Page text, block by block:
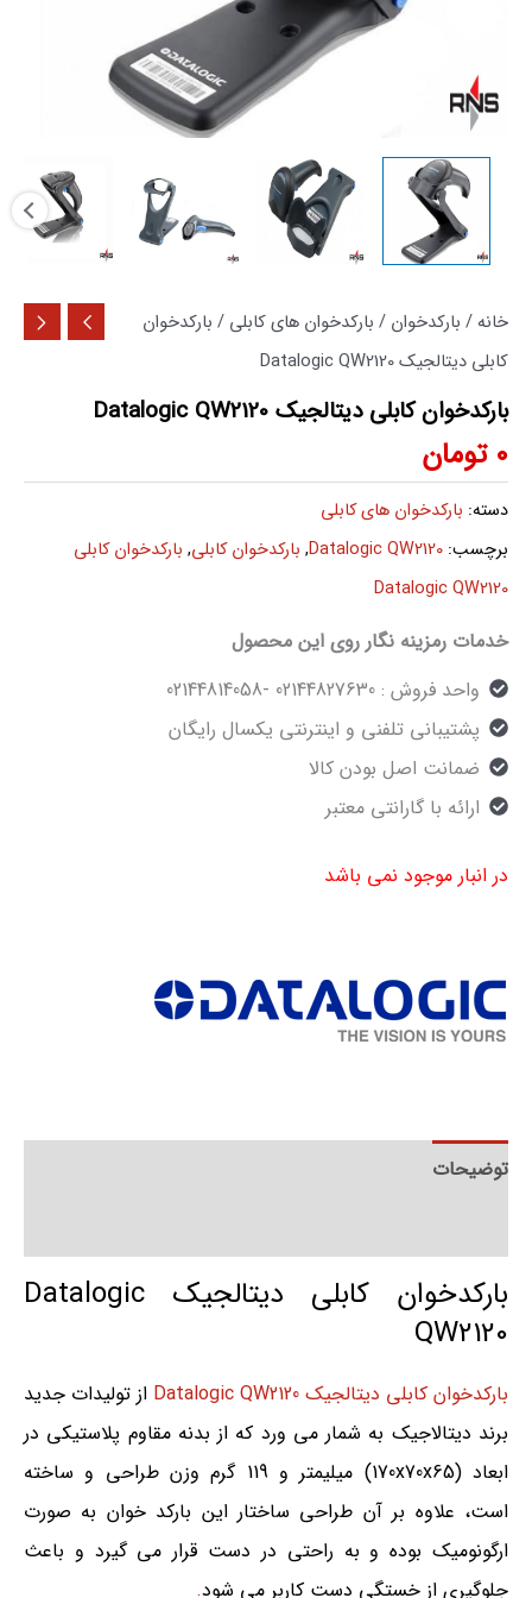
خانه / بارکدخوان / بارکدخوان های کابلی / بارکدخوان
کابلی دیتالجیک Datalogic QW2120
بارکدخوان کابلی دیتالجیک Datalogic QW2120
0 تومان
دسته: بارکدخوان های کابلی
برچسب: Datalogic QW2120
, بارکدخوان کابلی, بارکدخوان کابلی
Datalogic QW2120
خدمات رمزینه نگار روی این محصول
واحد فروش : 02144827630 -02144814058
پشتیبانی تلفنی و اینترنتی یکسال رایگان
ضمانت اصل بودن کالا
ارائه با گارانتی معتبر
در انبار موجود نمی باشد
توضیحات
بارکدخوان کابلی دیتالجیک Datalogic
QW2120
بارکدخوان کابلی دیتالجیک Datalogic QW2120
از تولیدات جدید
برند دیتالاجیک به شمار می ورد که از بدنه مقاوم پلاستیکی در
ابعاد (170x70x65) میلیمتر و 119 گرم وزن طراحی و ساخته
است، علاوه بر آن طراحی ساختار این بارکد خوان به صورت
ارگونومیک بوده و به راحتی در دست قرار می گیرد و باعث
جلوگیری از خستگی دست کاربر می شود.